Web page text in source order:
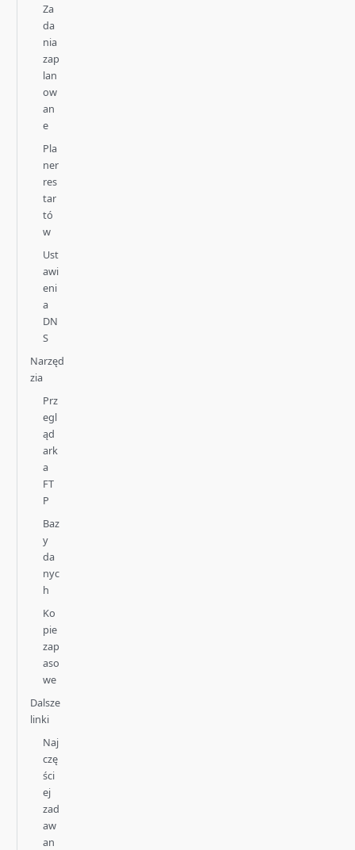
Za
da
nia
zap
lan
ow
an
e
Pla
ner
res
tar
tó
w
Ust
awi
eni
a
DN
S
Narzęd
zia
Prz
egl
ąd
ark
a
FT
P
Baz
y
da
nyc
h
Ko
pie
zap
aso
we
Dalsze
linki
Naj
czę
ści
ej
zad
aw
an